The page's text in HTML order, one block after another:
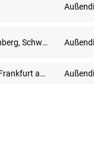
Annaberg-Buchholz, Marienberg, Schwarzenberg/Erzgebirge
Bad Homburg, Darmstadt, Frankfurt am Main, Hanau, Limburg an der Lahn, Mainz, Neu-Isenburg, Offenbach am Main, Rüsselsheim, Wiesbaden